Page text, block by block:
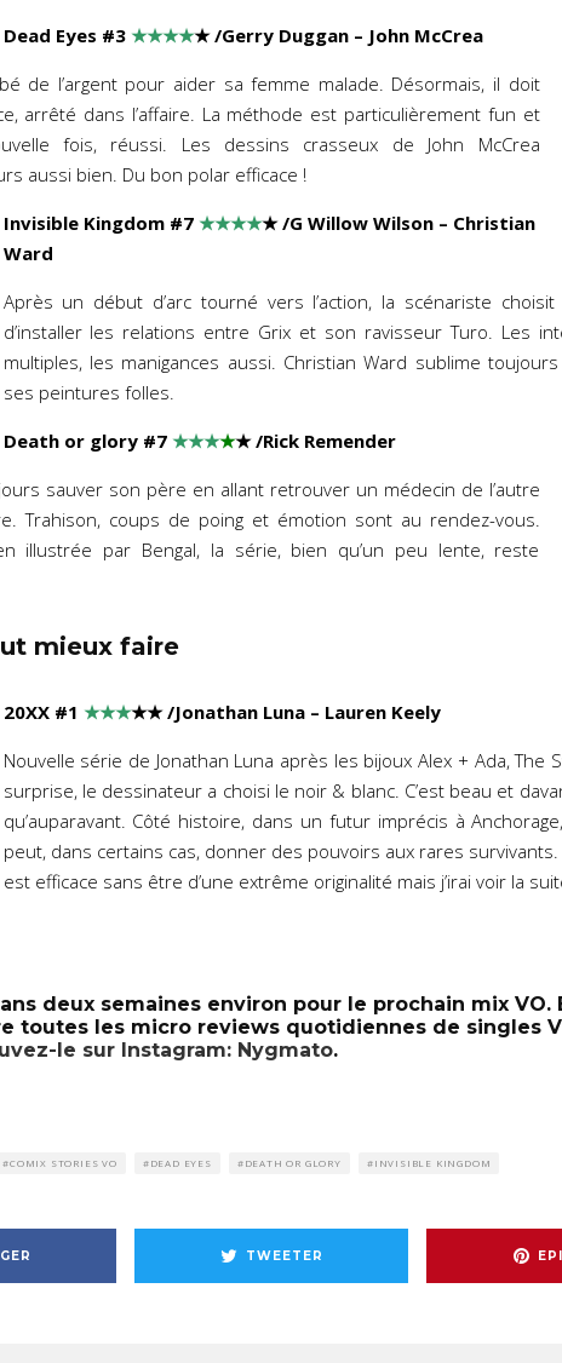
Dead Eyes #3 ★★★★★/Gerry Duggan – John McCrea
de l’argent pour aider sa femme malade. Désormais, il doit
arrêté dans l’affaire. La méthode est particulièrement fun et
fois, réussi. Les dessins crasseux de John McCrea
aussi bien. Du bon polar efficace !
Invisible Kingdom #7 ★★★★★/G Willow Wilson – Christian
Ward
Après un début d’arc tourné vers l’action, la scénariste
d’installer les relations entre Grix et son ravisseur Turo. Les
multiples, les manigances aussi. Christian Ward sublime toujours
ses peintures folles.
Death or glory #7 ★★★★★/Rick Remender
sauver son père en allant retrouver un médecin de l’autre
Trahison, coups de poing et émotion sont au rendez-vous.
illustrée par Bengal, la série, bien qu’un peu lente, reste
mieux faire
20XX #1 ★★★★★/Jonathan Luna – Lauren Keely
Nouvelle série de Jonathan Luna après les bijoux Alex + Ada, The
surprise, le dessinateur a choisi le noir & blanc. C’est beau et
qu’auparavant. Côté histoire, dans un futur imprécis à
peut, dans certains cas, donner des pouvoirs aux rares survivants.
est efficace sans être d’une extrême originalité mais j’irai voir la
deux semaines environ pour le prochain mix VO.
toutes les micro reviews quotidiennes de singles
le sur Instagram: Nygmato.
COMIX STORIES VO DEAD EYES DEATH OR GLORY INVISIBLE KINGDOM
TWEETER